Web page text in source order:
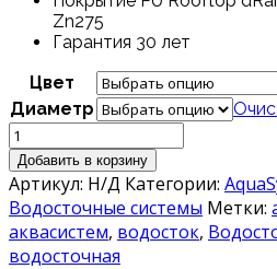
Zn275
Гарантия 30 лет
Цвет
Диаметр
Количество
товара
Воронка
водосборная
круглая
Добавить в корзину
Артикул: Н/Д Категории:
Водосточные системы Метки:
аквасистем, водосток,
водосточная